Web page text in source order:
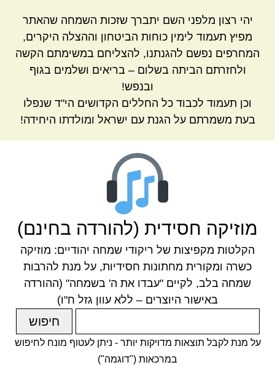
יהי רצון מלפני השם יתברך שזכות השמחה שהאתר
מפיץ תעמוד לימין כוחות הביטחון וההצלה היקרים,
המחרפים נפשם להגנתנו, להצליחם במשימתם הקשה
ולחזרתם הביתה בשלום – בריאים ושלמים בגוף
ובנפש!
וכן תעמוד לכבוד כל החללים הקדושים הי"ד שנפלו
בעת משמרתם על הגנת עם ישראל ומולדתו היחידה!
מוזיקה חסידית (להורדה בחינם)
הקלטות מקפיצות של ריקודי שמחה יהודיים: מוזיקה
כשרה ומקורית מחתונות חסידיות, על מנת להרבות
שמחה בלב, לקיים "עבדו את ה' בשמחה" (ההורדה
באישור היוצרים – ללא עוון גזל ח"ו)
על מנת לקבל תוצאות מדויקות יותר - ניתן לעטוף מונח לחיפוש
במרכאות ("דוגמה")